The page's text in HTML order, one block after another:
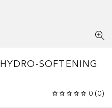
HYDRO-SOFTENING
0 (0)